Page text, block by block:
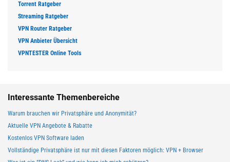
Torrent Ratgeber
Streaming Ratgeber
VPN Router Ratgeber
VPN Anbieter Übersicht
VPNTESTER Online Tools
Interessante Themenbereiche
Warum brauchen wir Privatsphäre und Anonymität?
Aktuelle VPN Angebote & Rabatte
Kostenlos VPN Software laden
Vollständige Privatsphäre ist nur mit diesen Faktoren möglich: VPN + Browser